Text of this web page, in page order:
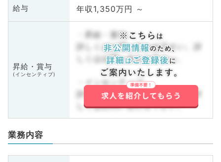
給与 年収1,350万円 ～
昇給・賞与
(インセンティブ)
・昇給・賞与
詳しくはお問い合わせ下さい。詳
しくはお問い合わせ下さい。
・インセンティブ
詳しくはお問い合わせ下さい。詳
しくはお問い合わせ下さい。
業務内容